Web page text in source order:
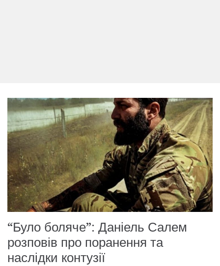
“Було боляче”: Даніель Салем
розповів про поранення та
наслідки контузії